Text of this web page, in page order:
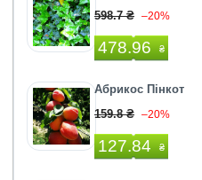
598.7 ₴ –20%
478.96 ₴
Абрикос Пінкот
159.8 ₴ –20%
127.84 ₴